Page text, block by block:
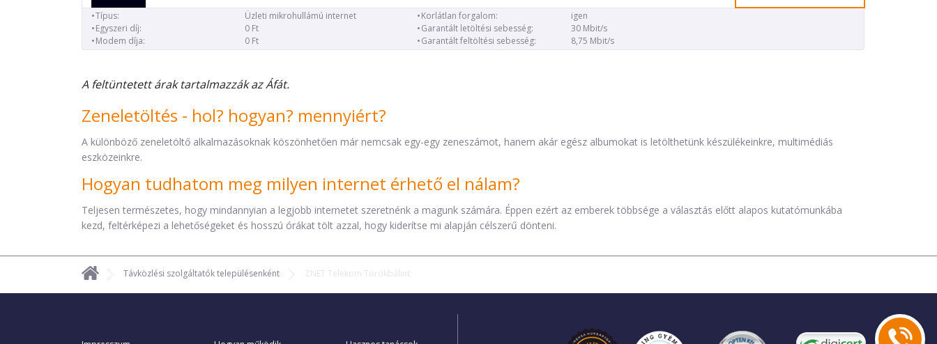
Típus:
Üzleti mikrohullámú internet
Egyszeri díj:
0 Ft
Modem díja:
0 Ft
Korlátlan forgalom:
igen
Garantált letöltési sebesség:
30 Mbit/s
Garantált feltöltési sebesség:
8,75 Mbit/s
A feltüntetett árak tartalmazzák az Áfát.
Zeneletöltés - hol? hogyan? mennyiért?
A különböző zeneletöltő alkalmazásoknak köszönhetően már nemcsak egy-egy zeneszámot, hanem akár egész albumokat is letölthetünk készülékeinkre, multimédiás
eszközeinkre.
Hogyan tudhatom meg milyen internet érhető el nálam?
Teljesen természetes, hogy mindannyian a legjobb internetet szeretnénk a magunk számára. Éppen ezért az emberek többsége a választás előtt alapos kutatómunkába
kezd, feltérképezi a lehetőségeket és hosszú órákat tölt azzal, hogy kiderítse mi alapján célszerű dönteni.
Távközlési szolgáltatók településenként ZNET Telekom Törökbálint